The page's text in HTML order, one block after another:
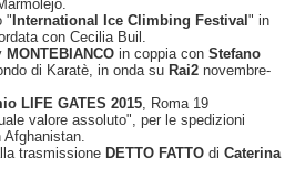
" International Ice Climbing Festival " in
con Cecilia Buil.
MONTEBIANCO in coppia con Stefano
di Karatè, in onda su Rai2 novembre-
LIFE GATES 2015 , Roma 19
valore assoluto", per le spedizioni
trasmissione DETTO FATTO di Caterina